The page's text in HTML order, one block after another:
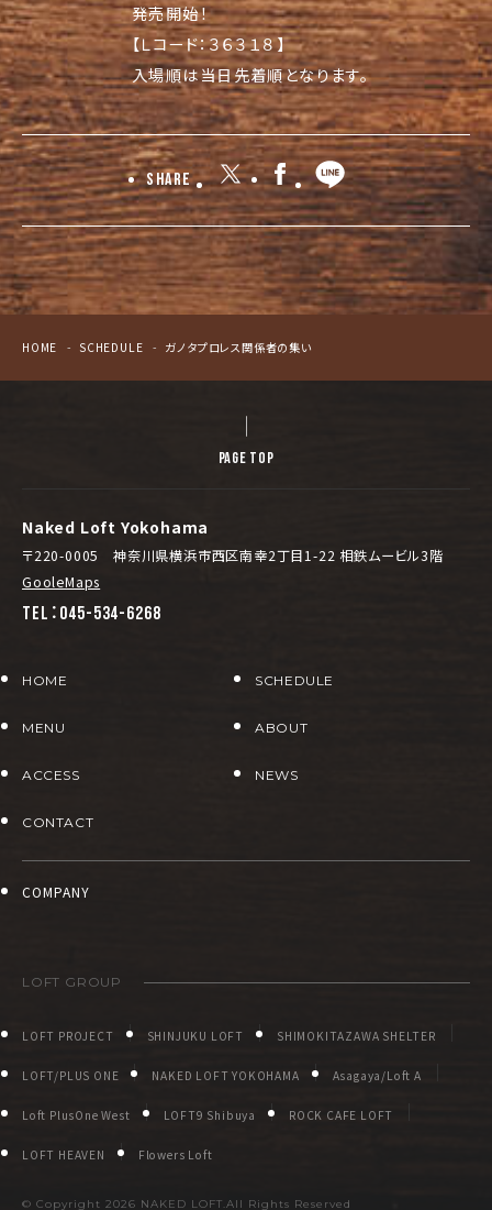
発売開始！
【Ｌコード：３６３１８】
入場順は当日先着順となります。
Share
HOME SCHEDULE ガノタプロレス関係者の集い
Naked Loft Yokohama
〒220-0005 神奈川県横浜市西区南幸2丁目1-22 相鉄ムービル3階
GooleMaps
TEL：045-534-6268
HOME SCHEDULE
MENU ABOUT
ACCESS NEWS
CONTACT
COMPANY
LOFT GROUP
LOFT PROJECT SHINJUKU LOFT SHIMOKITAZAWA SHELTER
LOFT/PLUS ONE NAKED LOFT YOKOHAMA Asagaya/Loft A
Loft PlusOne West LOFT9 Shibuya ROCK CAFE LOFT
LOFT HEAVEN Flowers Loft
© Copyright 2026 NAKED LOFT.All Rights Reserved
PAGE TOP